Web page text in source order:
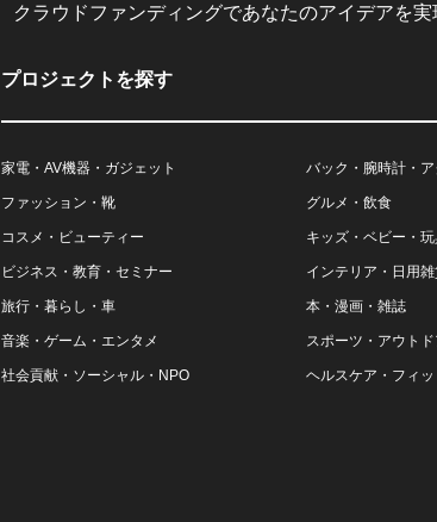
クラウドファンディングであなたのアイデアを
プロジェクトを探す
家電・AV機器・ガジェット バック・腕時計・
ファッション・靴 グルメ・飲食
コスメ・ビューティー キッズ・ベビー・
ビジネス・教育・セミナー インテリア・日用
旅行・暮らし・車 本・漫画・雑誌
音楽・ゲーム・エンタメ スポーツ・アウトド
社会貢献・ソーシャル・NPO ヘルスケア・フィッ